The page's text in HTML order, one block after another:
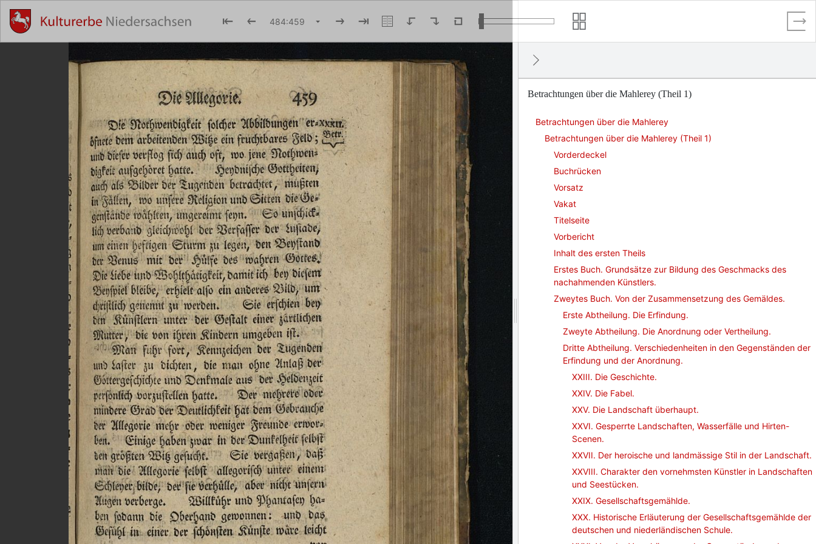
Betrachtungen über die Mahlerey (Theil 1)
Betrachtungen über die Mahlerey
Betrachtungen über die Mahlerey (Theil 1)
Vorderdeckel
Buchrücken
Vorsatz
Vakat
Titelseite
Vorbericht
Inhalt des ersten Theils
Erstes Buch. Grundsätze zur Bildung des Geschmacks des
nachahmenden Künstlers.
Zweytes Buch. Von der Zusammensetzung des Gemäldes.
Erste Abtheilung. Die Erfindung.
Zweyte Abtheilung. Die Anordnung oder Vertheilung.
Dritte Abtheilung. Verschiedenheiten in den Gegenständen der
Erfindung und der Anordnung.
XXIII. Die Geschichte.
XXIV. Die Fabel.
XXV. Die Landschaft überhaupt.
XXVI. Gesperrte Landschaften, Wasserfälle und Hirten-
Scenen.
XXVII. Der heroische und landmässige Stil in der Landschaft.
XXVIII. Charakter den vornehmsten Künstler in Landschaften
und Seestücken.
XXIX. Gesellschaftsgemählde.
XXX. Historische Erläuterung der Gesellschaftsgemählde der
deutschen und niederländischen Schule.